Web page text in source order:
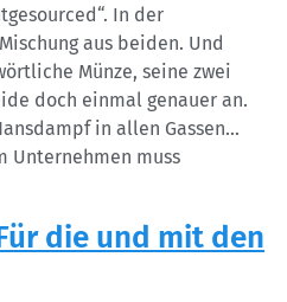
In der
aus beiden. Und
Münze, seine zwei
doch einmal genauer an.
in allen Gassen…
Unternehmen muss
die und mit den